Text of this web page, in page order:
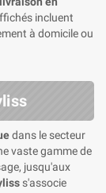
incluent
à domicile ou
dans le secteur
vaste gamme de
jusqu'aux
s'associe